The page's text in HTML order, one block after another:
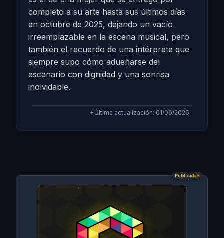
completo a su arte hasta sus últimos días
en octubre de 2025, dejando un vacío
irreemplazable en la escena musical, pero
también el recuerdo de una intérprete que
siempre supo cómo adueñarse del
escenario con dignidad y una sonrisa
inolvidable.
✦Última actualización: 01/06/2026
Publicidad